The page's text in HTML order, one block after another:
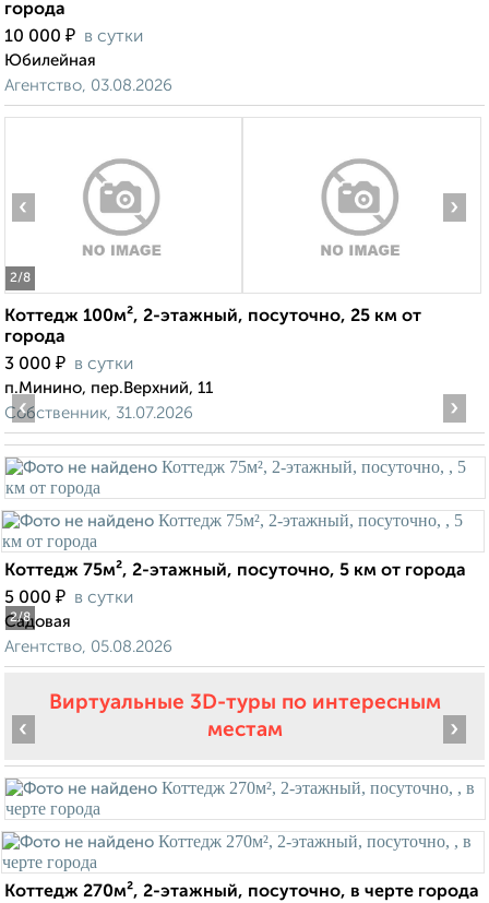
города
10 000 ₽ в сутки
Юбилейная
Агентство, 03.08.2026
2/8
‹ ›
Коттедж 100м², 2-этажный, посуточно, 25 км от
города
3 000 ₽ в сутки
п.Минино, пер.Верхний, 11
Собственник, 31.07.2026
2/8
‹ ›
Коттедж 75м², 2-этажный, посуточно, 5 км от города
5 000 ₽ в сутки
Садовая
Агентство, 05.08.2026
Виртуальные 3D-туры по интересным
местам
‹ ›
Коттедж 270м², 2-этажный, посуточно, в черте города